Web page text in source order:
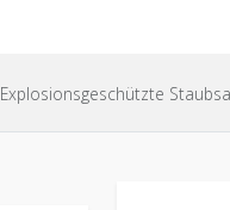
Explosionsgeschützte